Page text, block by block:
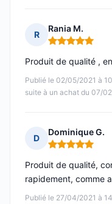
R
Rania M.
Note : 5 sur 5
Publié le 02/05/2021 à
suite à un achat du 07/
Produit de qualité ,
D
Dominique G.
Note : 5 sur 5
Publié le 27/04/2021 à
Produit de qualité,
rapidement, comme